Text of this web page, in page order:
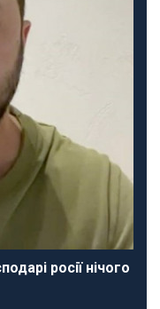
росії нічого